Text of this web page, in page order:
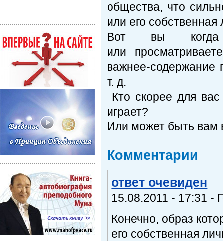
общества, что
или его собственная
Вот вы когда
или
важнее-содержание
т. д.
Кто скорее для
играет?
Или может быть вам
Комментарии
ответ очевиден
15.08.2011 - 17:31 -
Конечно, образ
его собственная